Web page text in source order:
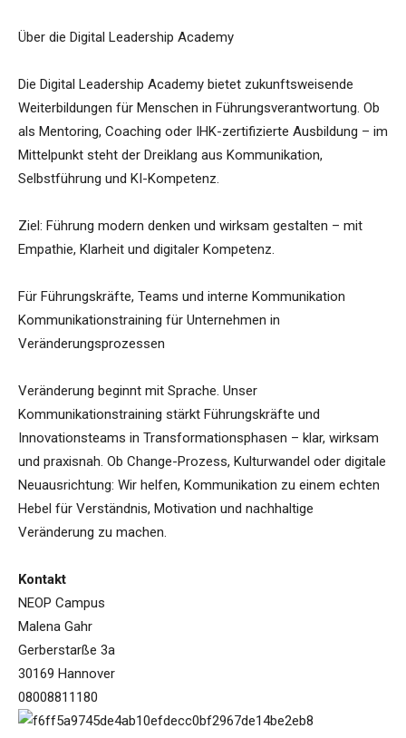
Über die Digital Leadership Academy
Die Digital Leadership Academy bietet zukunftsweisende
Weiterbildungen für Menschen in Führungsverantwortung. Ob
als Mentoring, Coaching oder IHK-zertifizierte Ausbildung – im
Mittelpunkt steht der Dreiklang aus Kommunikation,
Selbstführung und KI-Kompetenz.
Ziel: Führung modern denken und wirksam gestalten – mit
Empathie, Klarheit und digitaler Kompetenz.
Für Führungskräfte, Teams und interne Kommunikation
Kommunikationstraining für Unternehmen in
Veränderungsprozessen
Veränderung beginnt mit Sprache. Unser
Kommunikationstraining stärkt Führungskräfte und
Innovationsteams in Transformationsphasen – klar, wirksam
und praxisnah. Ob Change-Prozess, Kulturwandel oder digitale
Neuausrichtung: Wir helfen, Kommunikation zu einem echten
Hebel für Verständnis, Motivation und nachhaltige
Veränderung zu machen.
Kontakt
NEOP Campus
Malena Gahr
Gerberstarße 3a
30169 Hannover
08008811180